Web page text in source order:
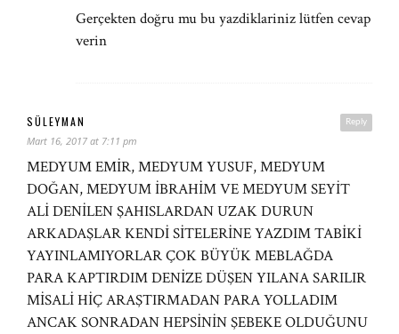
Gerçekten doğru mu bu yazdiklariniz lütfen cevap
verin
Reply
SÜLEYMAN
Mart 16, 2017 at 7:11 pm
MEDYUM EMİR, MEDYUM YUSUF, MEDYUM
DOĞAN, MEDYUM İBRAHİM VE MEDYUM SEYİT
ALİ DENİLEN ŞAHISLARDAN UZAK DURUN
ARKADAŞLAR KENDİ SİTELERİNE YAZDIM TABİKİ
YAYINLAMIYORLAR ÇOK BÜYÜK MEBLAĞDA
PARA KAPTIRDIM DENİZE DÜŞEN YILANA SARILIR
MİSALİ HİÇ ARAŞTIRMADAN PARA YOLLADIM
ANCAK SONRADAN HEPSİNİN ŞEBEKE OLDUĞUNU